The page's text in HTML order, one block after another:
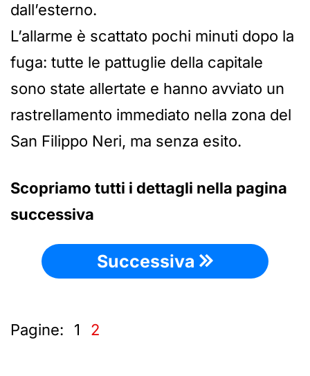
dall’esterno.
L’allarme è scattato pochi minuti dopo la
fuga: tutte le pattuglie della capitale
sono state allertate e hanno avviato un
rastrellamento immediato nella zona del
San Filippo Neri, ma senza esito.
Scopriamo tutti i dettagli nella pagina
successiva
Successiva
Pagine: 1 2